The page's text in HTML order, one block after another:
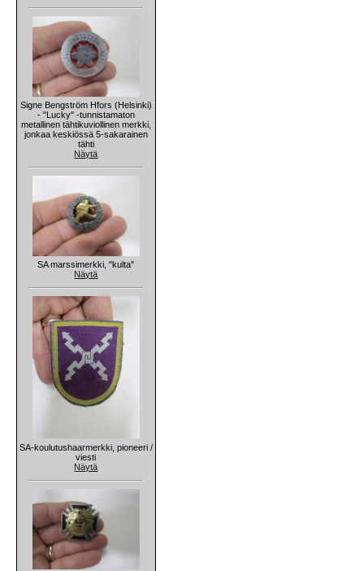
Signe Bengström Hfors (Helsinki)
- "Lucky" -tunnistamaton
metallinen tähtikuviollinen merkki,
jonkaa keskiössä 5-sakarainen
tähti
Näytä
SA marssimerkki, "kulta"
Näytä
SA-koulutushaarmerkki, pioneeri /
viesti
Näytä